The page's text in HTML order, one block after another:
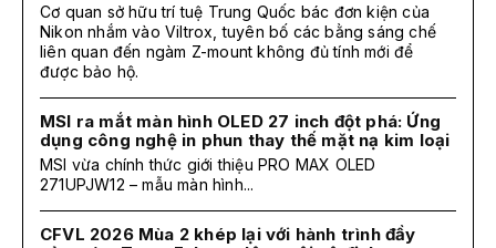
Cơ quan sở hữu trí tuệ Trung Quốc bác đơn kiện của
Nikon nhắm vào Viltrox, tuyên bố các bằng sáng chế
liên quan đến ngàm Z-mount không đủ tính mới để
được bảo hộ.
MSI ra mắt màn hình OLED 27 inch đột phá: Ứng
dụng công nghệ in phun thay thế mặt nạ kim loại
MSI vừa chính thức giới thiệu PRO MAX OLED
271UPJW12 – mẫu màn hình...
CFVL 2026 Mùa 2 khép lại với hành trình đầy